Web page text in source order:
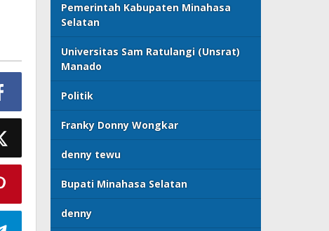
Pemerintah Kabupaten Minahasa
Selatan
Universitas Sam Ratulangi (Unsrat)
Manado
Politik
Franky Donny Wongkar
denny tewu
Bupati Minahasa Selatan
denny